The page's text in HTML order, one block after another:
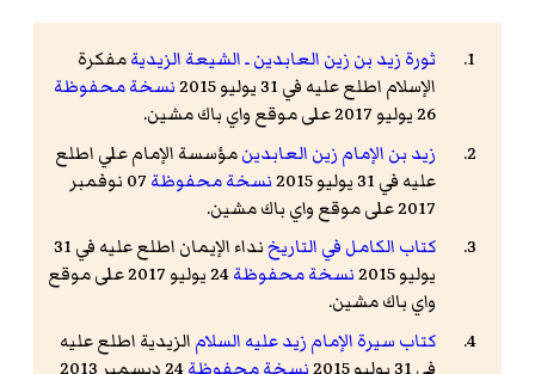
ثورة زيد بن زين العابدين ـ الشيعة الزيديةمفكرة
الإسلام اطلع عليه في 31 يوليو 2015
نسخة محفوظة
26 يوليو 2017 على موقع واي باك مشين.
زيد بن الإمام زين العابدينمؤسسة الإمام علي اطلع
عليه في 31 يوليو 2015
نسخة محفوظة
07 نوفمبر
2017 على موقع واي باك مشين.
كتاب الكامل في التاريخ
نداء الإيمان اطلع عليه في 31
يوليو 2015
نسخة محفوظة
24 يوليو 2017 على موقع
واي باك مشين.
كتاب سيرة الإمام زيد عليه السلام الزيدية اطلع عليه
في 31 يوليو 2015
نسخة محفوظة
24 ديسمبر 2013